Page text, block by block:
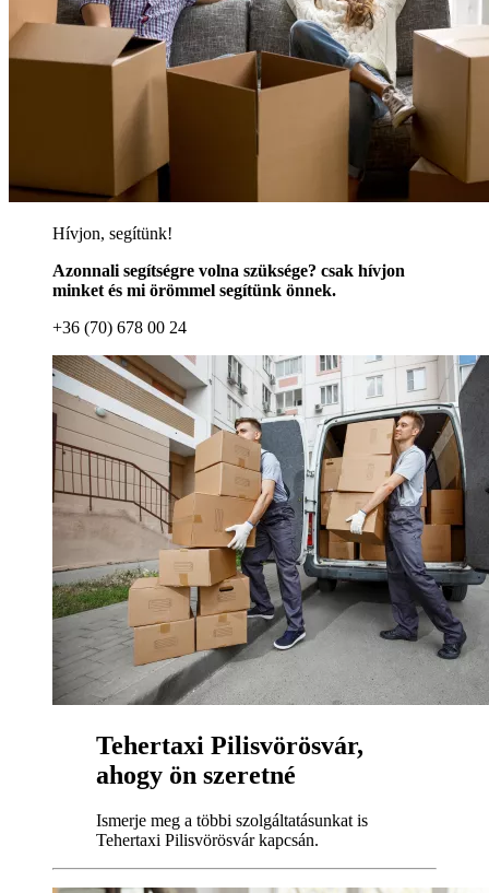
Hívjon, segítünk!
Azonnali segítségre volna szüksége? csak hívjon
minket és mi örömmel segítünk önnek.
+36 (70) 678 00 24
Tehertaxi Pilisvörösvár,
ahogy ön szeretné
Ismerje meg a többi szolgáltatásunkat is
Tehertaxi Pilisvörösvár kapcsán.